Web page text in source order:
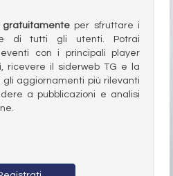
per sfruttare i
di tutti gli utenti. Potrai
con i principali player
ricevere il siderweb TG e la
gli aggiornamenti più rilevanti
a pubblicazioni e analisi